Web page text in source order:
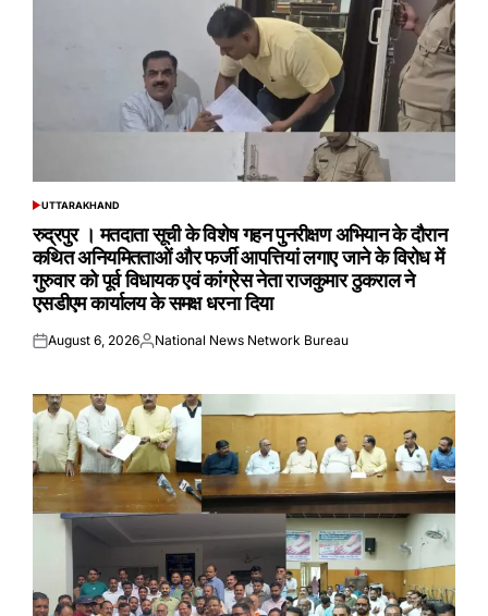
POSTED
UTTARAKHAND
रुद्रपुर । मतदाता सूची के विशेष गहन पुनरीक्षण अभियान के दौरान
कथित अनियमितताओं और फर्जी आपत्तियां लगाए जाने के विरोध में
गुरुवार को पूर्व विधायक एवं कांग्रेस नेता राजकुमार ठुकराल ने
एसडीएम कार्यालय के समक्ष धरना दिया
Posted
August 6, 2026Posted
National News Network Bureau